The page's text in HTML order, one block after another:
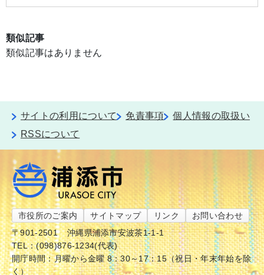
類似記事
類似記事はありません
サイトの利用について 免責事項
個人情報の取扱い
RSSについて
市役所のご案内 サイトマップ リンク
お問い合わせ
〒901-2501
沖縄県浦添市安波茶1-1-1
TEL：(098)876-1234(代表)
開庁時間：月曜から金曜 8：30～17：15（祝日・年末年始を除
く）